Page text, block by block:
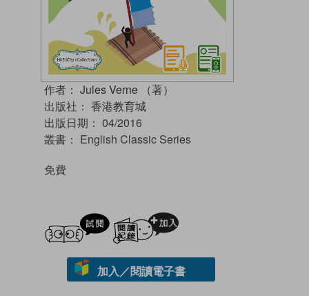
作者： Jules Verne （著）
出版社： 香港教育城
出版日期： 04/2016
叢書： English Classic Series
免費
試閲
加入／閱讀電子書